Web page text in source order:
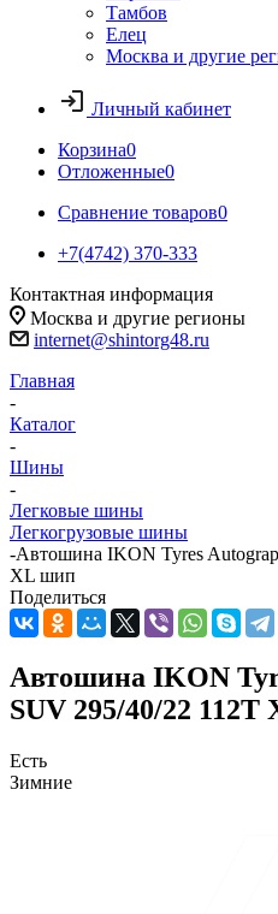
Тамбов
Елец
Москва и другие
Личный кабинет
Корзина0
Отложенные0
Сравнение товаров0
+7(4742) 370-333
Контактная информация
Москва и другие регионы
internet@shintorg48.ru
Главная
-
Каталог
-
Шины
-
Легковые шины
Легкогрузовые шины
-Автошина IKON Tyres
XL шип
Поделиться
Автошина IKON
SUV 295/40/22
Есть
Зимние